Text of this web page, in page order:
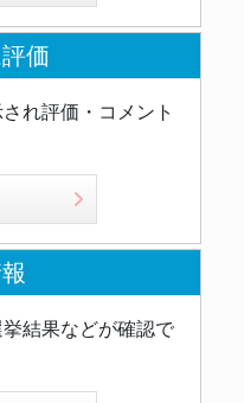
価
れ評価・コメント
結果などが確認で